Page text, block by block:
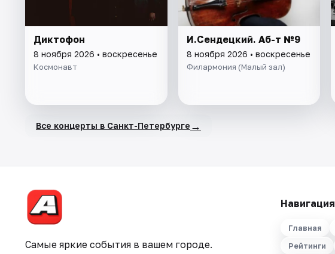
Диктофон
8 ноября 2026 • воскресенье
Космонавт
И.Сендецкий. Аб-т №9
8 ноября 2026 • воскресенье
Филармония (Малый зал)
Все концерты в Санкт-Петербурге →
Самые яркие события в вашем городе.
Навигация
Главная
Рейтинги